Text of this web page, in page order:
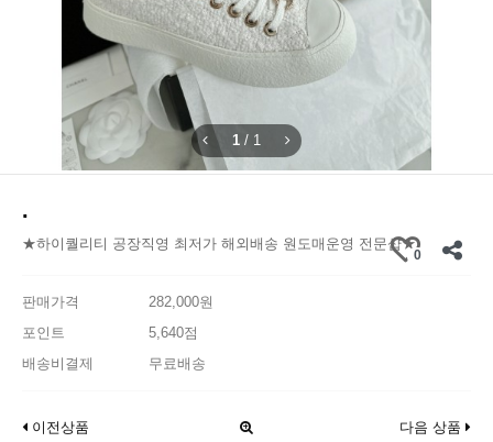
1 / 1
.
★하이퀄리티 공장직영 최저가 해외배송 원도매운영 전문샵★
0
판매가격
282,000원
포인트
5,640점
배송비결제
무료배송
이전상품 다음 상품